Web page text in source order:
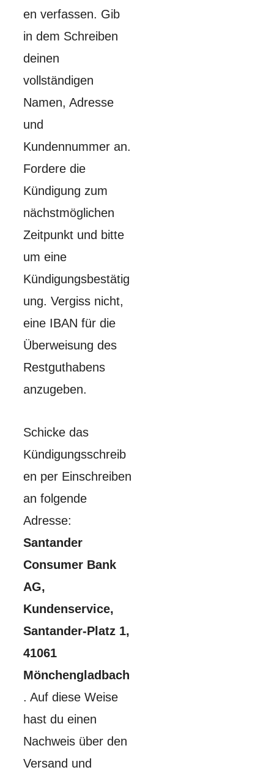
en verfassen. Gib
in dem Schreiben
deinen
vollständigen
Namen, Adresse
und
Kundennummer an.
Fordere die
Kündigung zum
nächstmöglichen
Zeitpunkt und bitte
um eine
Kündigungsbestätig
ung. Vergiss nicht,
eine IBAN für die
Überweisung des
Restguthabens
anzugeben.
Schicke das
Kündigungsschreib
en per Einschreiben
an folgende
Adresse:
Santander
Consumer Bank
AG,
Kundenservice,
Santander-Platz 1,
41061
Mönchengladbach
. Auf diese Weise
hast du einen
Nachweis über den
Versand und